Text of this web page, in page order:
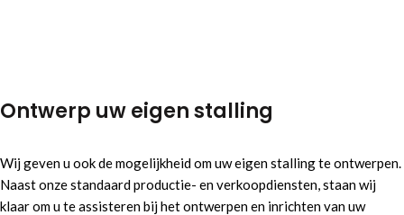
Ontwerp uw eigen stalling
Wij geven u ook de mogelijkheid om uw eigen stalling te ontwerpen.
Naast onze standaard productie- en verkoopdiensten, staan wij
klaar om u te assisteren bij het ontwerpen en inrichten van uw